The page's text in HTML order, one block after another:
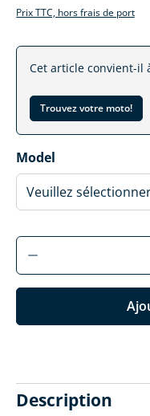
Prix TTC, hors frais de port
Cet article convient-il
Trouvez votre moto!
Model
Sélectionner
Produkt
Description